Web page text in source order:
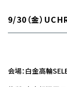
9/30（金）
会場：白金高輪